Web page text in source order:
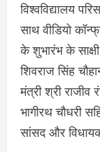
विश्वविद्यालय
साथ वीडियो
के शुभारंभ के
शिवराज सिंह
मंत्री श्री राजीव
भागीरथ चौधरी
सांसद और